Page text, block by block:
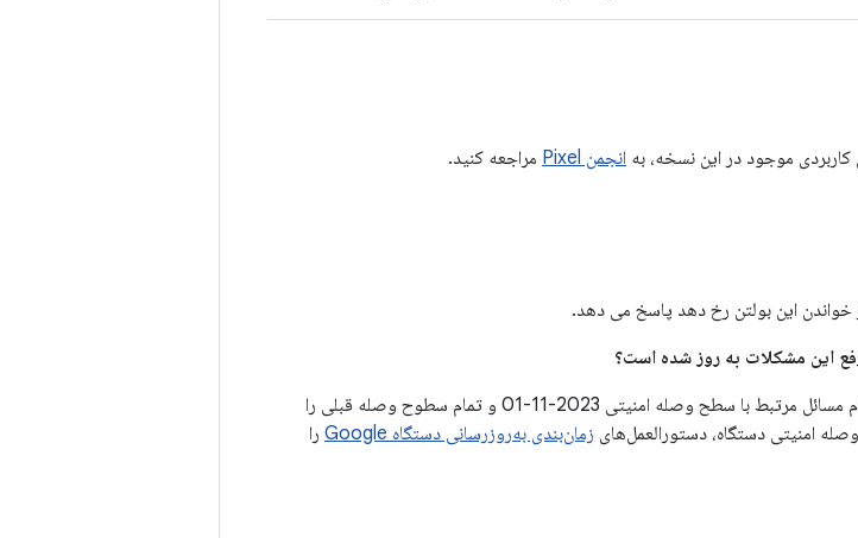
موجود در این نسخه، به انجمن Pixel مراجعه کنید.
این بولتن رخ دهد پاسخ می دهد.
سطوح وصله امنیتی 2023-11-01 یا جدیدتر تمام مسائل مرتبط با سطح وصله امنیتی 2023-11-01 و تمام سطوح وصله قبلی را
امنیتی دستگاه، دستورالعمل‌های زمان‌بندی به‌روزرسانی دستگاه Google
را